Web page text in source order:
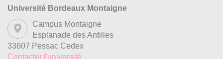
Université Bordeaux Montaigne
Campus Montaigne
Esplanade des Antilles
33607 Pessac Cedex
Contacter l'université